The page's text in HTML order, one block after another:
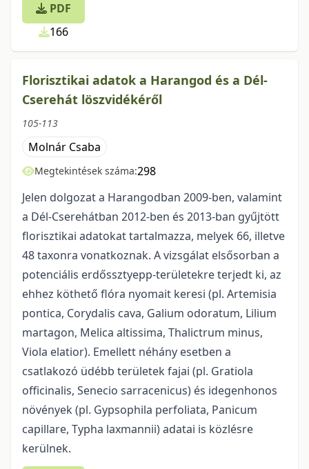
PDF
166
Florisztikai adatok a Harangod és a Dél-
Cserehát löszvidékéről
105-113
Molnár Csaba
Megtekintések száma:298
Jelen dolgozat a Harangodban 2009-ben, valamint
a Dél-Cserehátban 2012-ben és 2013-ban gyűjtött
florisztikai adatokat tartalmazza, melyek 66, illetve
48 taxonra vonatkoznak. A vizsgálat elsősorban a
potenciális erdőssztyepp-területekre terjedt ki, az
ehhez köthető flóra nyomait keresi (pl. Artemisia
pontica, Corydalis cava, Galium odoratum, Lilium
martagon, Melica altissima, Thalictrum minus,
Viola elatior). Emellett néhány esetben a
csatlakozó üdébb területek fajai (pl. Gratiola
officinalis, Senecio sarracenicus) és idegenhonos
növények (pl. Gypsophila perfoliata, Panicum
capillare, Typha laxmannii) adatai is közlésre
kerülnek.